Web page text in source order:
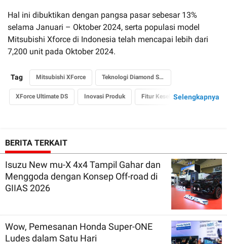
Hal ini dibuktikan dengan pangsa pasar sebesar 13%
selama Januari – Oktober 2024, serta populasi model
Mitsubishi Xforce di Indonesia telah mencapai lebih dari
7,200 unit pada Oktober 2024.
Tag Mitsubishi XForce Teknologi Diamond Sense
XForce Ultimate DS Inovasi Produk Fitur KeselamatanSelengkapnya
BERITA TERKAIT
Isuzu New mu-X 4x4 Tampil Gahar dan
Menggoda dengan Konsep Off-road di
GIIAS 2026
Wow, Pemesanan Honda Super-ONE
Ludes dalam Satu Hari